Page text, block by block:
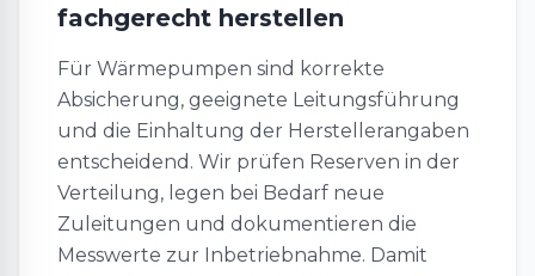
fachgerecht herstellen
Für Wärmepumpen sind korrekte
Absicherung, geeignete Leitungsführung
und die Einhaltung der Herstellerangaben
entscheidend. Wir prüfen Reserven in der
Verteilung, legen bei Bedarf neue
Zuleitungen und dokumentieren die
Messwerte zur Inbetriebnahme. Damit